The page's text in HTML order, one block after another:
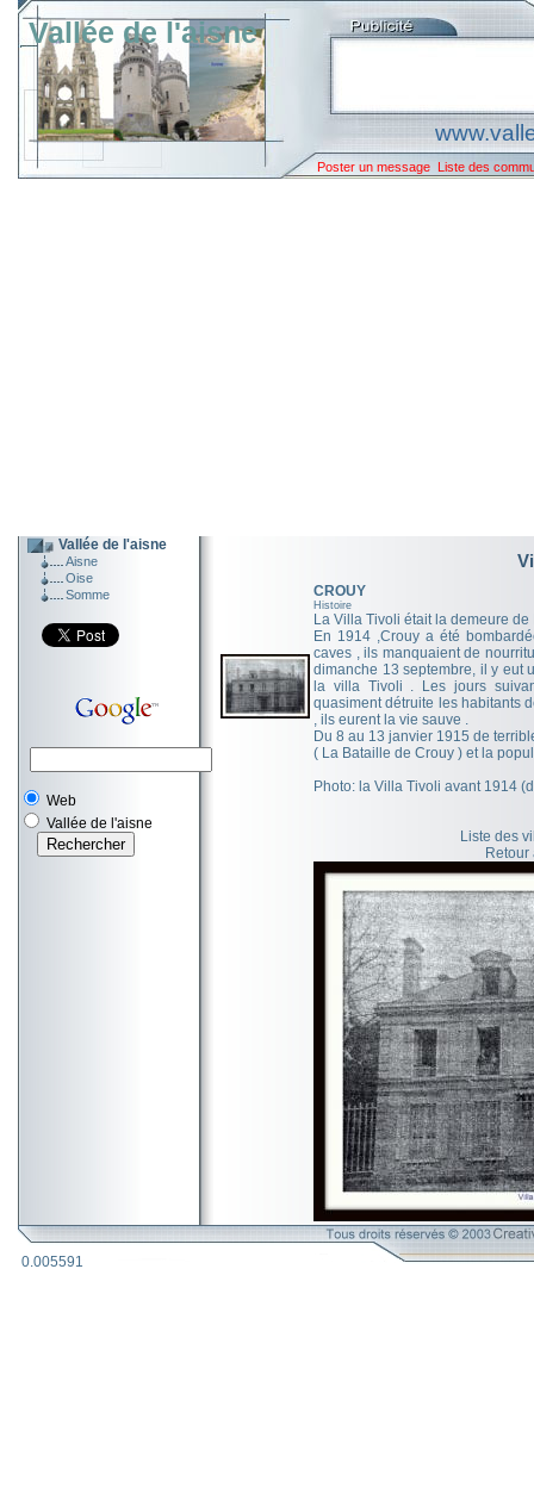
Vallée de l'aisne
Poster un message Liste des
Vallée de l'aisne
Aisne
Oise
Somme
Web
Vallée de l'aisne
CROUY
Histoire
La Villa Tivoli était la demeure
En 1914 ,Crouy a été
caves , ils manquaient de
dimanche 13 septembre, il y eut
la villa Tivoli . Les jours
quasiment détruite les habitants
, ils eurent la vie sauve .
Du 8 au 13 janvier 1915 de
( La Bataille de Crouy ) et la
Photo: la Villa Tivoli avant 1914
Liste des
Retour
0.005591